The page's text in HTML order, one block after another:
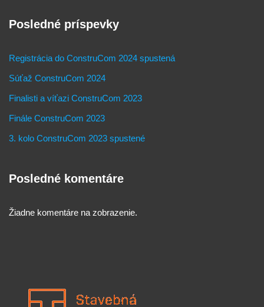
Posledné príspevky
Registrácia do ConstruCom 2024 spustená
Súťaž ConstruCom 2024
Finalisti a víťazi ConstruCom 2023
Finále ConstruCom 2023
3. kolo ConstruCom 2023 spustené
Posledné komentáre
Žiadne komentáre na zobrazenie.